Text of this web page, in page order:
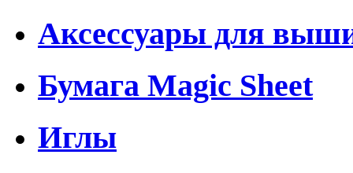
Аксессуары для
Бумага Magic Sheet
Иглы